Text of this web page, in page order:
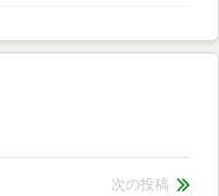
次の投稿